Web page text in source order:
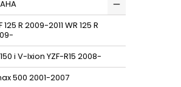
125 R 2009-2011 WR 125 R
i V-Ixion YZF-R15 2008-
500 2001-2007